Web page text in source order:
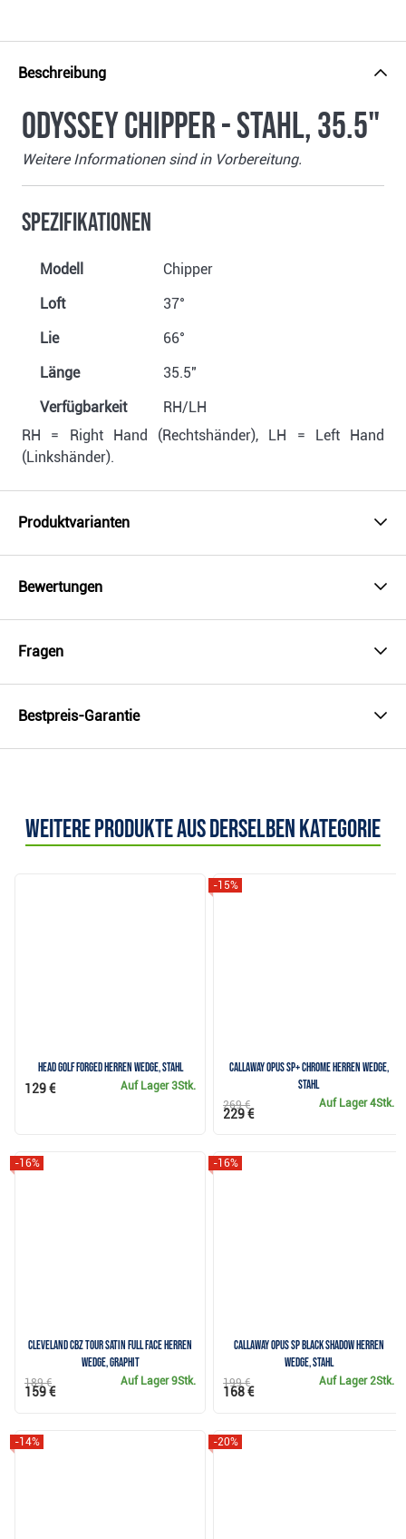
Beschreibung
Odyssey Chipper - Stahl, 35.5"
Weitere Informationen sind in Vorbereitung.
Spezifikationen
Modell
Chipper
Loft
37°
Lie
66°
Länge
35.5"
Verfügbarkeit
RH/LH
RH = Right Hand (Rechtshänder), LH = Left Hand
(Linkshänder).
Produktvarianten
Bewertungen
Fragen
Bestpreis-Garantie
Weitere Produkte aus derselben Kategorie
Head Golf Forged Herren Wedge, Stahl
Auf Lager3Stk.
129 €
Callaway OPUS SP+ Chrome Herren Wedge,
Stahl
-15%
Auf Lager4Stk.
269 €
229 €
Cleveland CBZ Tour Satin Full Face Herren
Wedge, Graphit
-16%
Auf Lager9Stk.
189 €
159 €
Callaway Opus SP Black Shadow Herren
Wedge, Stahl
-16%
Auf Lager2Stk.
199 €
168 €
-14% -20%